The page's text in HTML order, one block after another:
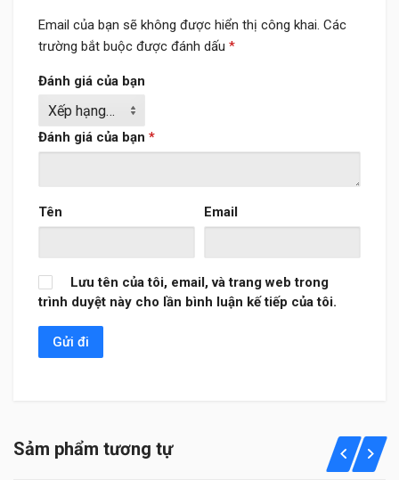
Email của bạn sẽ không được hiển thị công khai. Các
trường bắt buộc được đánh dấu *
Đánh giá của bạn
Đánh giá của bạn *
Tên Email
Lưu tên của tôi, email, và trang web trong
trình duyệt này cho lần bình luận kế tiếp của tôi.
Sảm phẩm tương tự